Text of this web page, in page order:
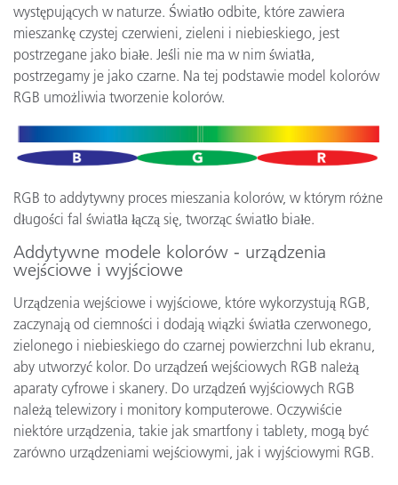
występujących w naturze. Światło odbite, które zawiera
mieszankę czystej czerwieni, zieleni i niebieskiego, jest
postrzegane jako białe. Jeśli nie ma w nim światła,
postrzegamy je jako czarne. Na tej podstawie model kolorów
RGB umożliwia tworzenie kolorów.
RGB to addytywny proces mieszania kolorów, w którym różne
długości fal światła łączą się, tworząc światło białe.
Addytywne modele kolorów - urządzenia
wejściowe i wyjściowe
Urządzenia wejściowe i wyjściowe, które wykorzystują RGB,
zaczynają od ciemności i dodają wiązki światła czerwonego,
zielonego i niebieskiego do czarnej powierzchni lub ekranu,
aby utworzyć kolor. Do urządzeń wejściowych RGB należą
aparaty cyfrowe i skanery. Do urządzeń wyjściowych RGB
należą telewizory i monitory komputerowe. Oczywiście
niektóre urządzenia, takie jak smartfony i tablety, mogą być
zarówno urządzeniami wejściowymi, jak i wyjściowymi RGB.